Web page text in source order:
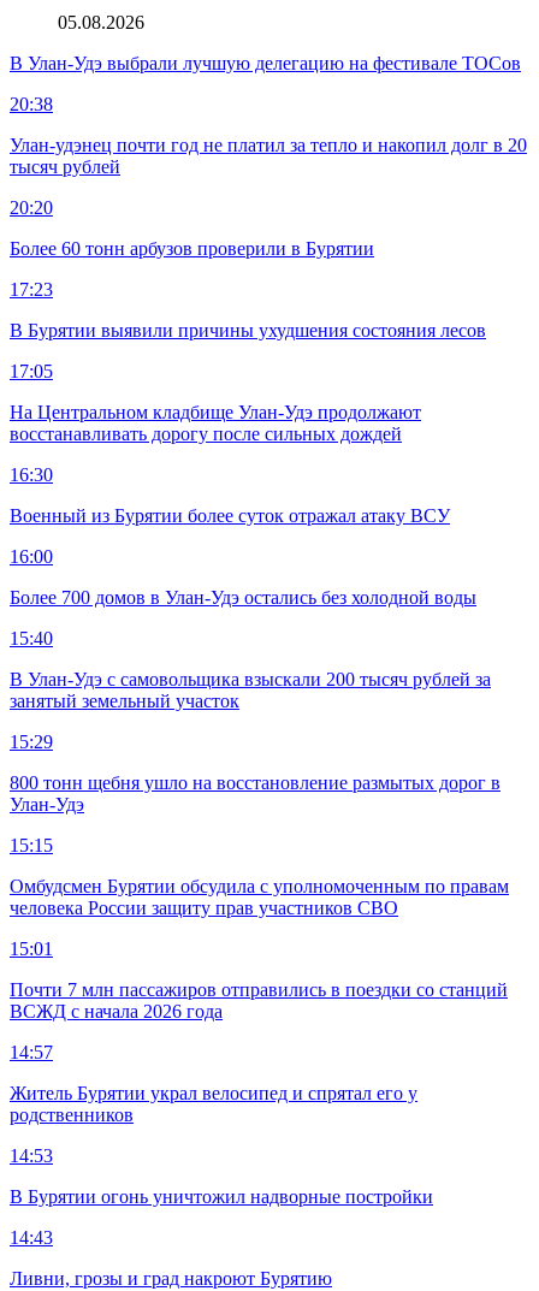
05.08.2026
В Улан-Удэ выбрали лучшую делегацию на фестивале ТОСов
20:38
Улан-удэнец почти год не платил за тепло и накопил долг в 20
тысяч рублей
20:20
Более 60 тонн арбузов проверили в Бурятии
17:23
В Бурятии выявили причины ухудшения состояния лесов
17:05
На Центральном кладбище Улан-Удэ продолжают
восстанавливать дорогу после сильных дождей
16:30
Военный из Бурятии более суток отражал атаку ВСУ
16:00
Более 700 домов в Улан-Удэ остались без холодной воды
15:40
В Улан-Удэ с самовольщика взыскали 200 тысяч рублей за
занятый земельный участок
15:29
800 тонн щебня ушло на восстановление размытых дорог в
Улан-Удэ
15:15
Омбудсмен Бурятии обсудила с уполномоченным по правам
человека России защиту прав участников СВО
15:01
Почти 7 млн пассажиров отправились в поездки со станций
ВСЖД с начала 2026 года
14:57
Житель Бурятии украл велосипед и спрятал его у
родственников
14:53
В Бурятии огонь уничтожил надворные постройки
14:43
Ливни, грозы и град накроют Бурятию